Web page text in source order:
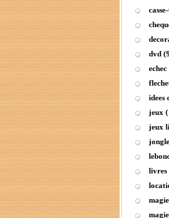
dvd
idees
jeux
jeux
livres